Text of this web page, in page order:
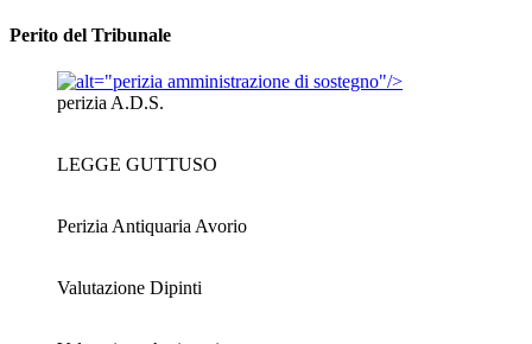
Perito del Tribunale
perizia A.D.S.
LEGGE GUTTUSO
Perizia Antiquaria Avorio
Valutazione Dipinti